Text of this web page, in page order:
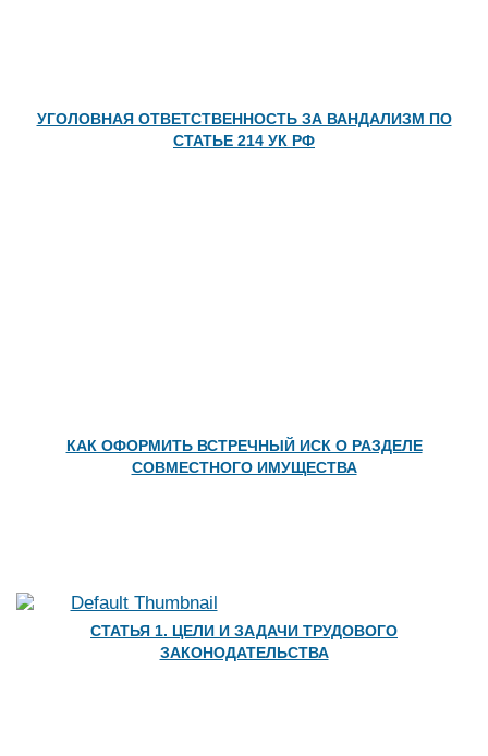
УГОЛОВНАЯ ОТВЕТСТВЕННОСТЬ ЗА ВАНДАЛИЗМ ПО
СТАТЬЕ 214 УК РФ
КАК ОФОРМИТЬ ВСТРЕЧНЫЙ ИСК О РАЗДЕЛЕ
СОВМЕСТНОГО ИМУЩЕСТВА
СТАТЬЯ 1. ЦЕЛИ И ЗАДАЧИ ТРУДОВОГО
ЗАКОНОДАТЕЛЬСТВА